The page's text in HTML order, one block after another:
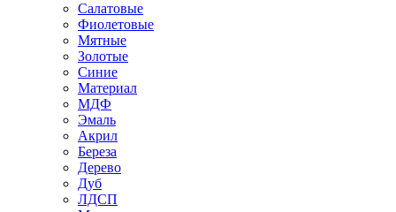
Салатовые
Фиолетовые
Мятные
Золотые
Синие
Материал
МДФ
Эмаль
Акрил
Береза
Дерево
Дуб
ЛДСП